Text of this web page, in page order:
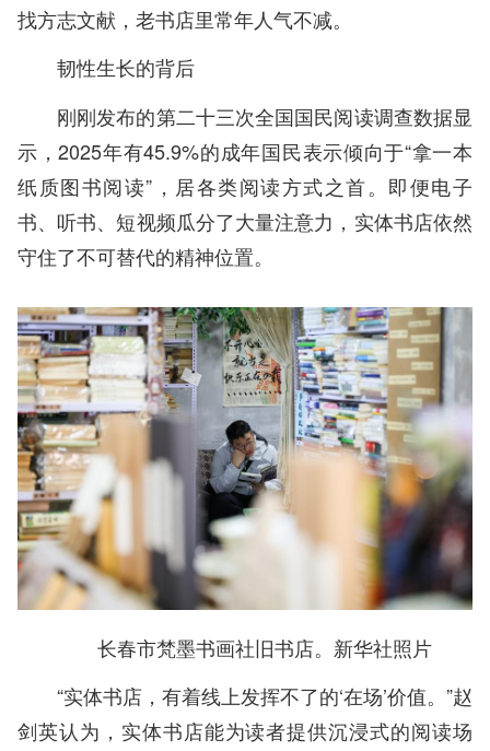
找方志文献，老书店里常年人气不减。
韧性生长的背后
刚刚发布的第二十三次全国国民阅读调查数据显
示，2025年有45.9%的成年国民表示倾向于“拿一本
纸质图书阅读”，居各类阅读方式之首。即便电子
书、听书、短视频瓜分了大量注意力，实体书店依然
守住了不可替代的精神位置。
长春市梵墨书画社旧书店。新华社照片
“实体书店，有着线上发挥不了的‘在场’价值。”赵
剑英认为，实体书店能为读者提供沉浸式的阅读场